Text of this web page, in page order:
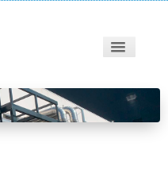
Toggle
EMPRESA